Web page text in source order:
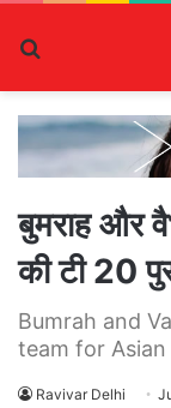
बुमराह और
की टी 20
Bumrah and
team for Asian
Ravivar Delhi